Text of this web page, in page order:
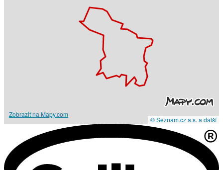
Zobrazit na Mapy.com
© Seznam.cz a.s. a další